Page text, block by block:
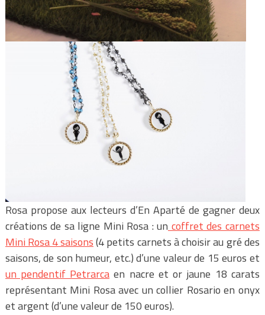
Rosa propose aux lecteurs d’En Aparté de gagner deux
créations de sa ligne Mini Rosa : un coffret des carnets
Mini Rosa 4 saisons(4 petits carnets à choisir au gré des
saisons, de son humeur, etc.) d’une valeur de 15 euros et
un pendentif Petrarcaen nacre et or jaune 18 carats
représentant Mini Rosa avec un collier Rosario en onyx
et argent (d’une valeur de 150 euros).